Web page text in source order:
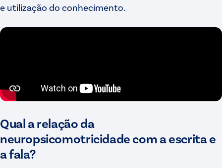
e utilização do conhecimento.
Qual a relação da
neuropsicomotricidade com a escrita e
a fala?